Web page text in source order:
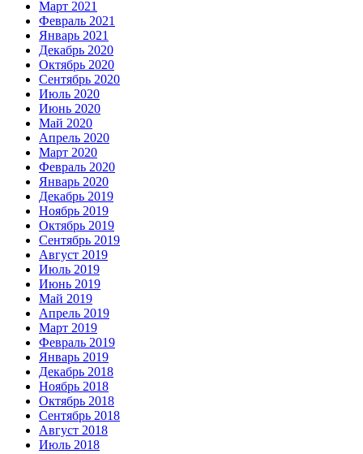
Март 2021
Февраль 2021
Январь 2021
Декабрь 2020
Октябрь 2020
Сентябрь 2020
Июль 2020
Июнь 2020
Май 2020
Апрель 2020
Март 2020
Февраль 2020
Январь 2020
Декабрь 2019
Ноябрь 2019
Октябрь 2019
Сентябрь 2019
Август 2019
Июль 2019
Июнь 2019
Май 2019
Апрель 2019
Март 2019
Февраль 2019
Январь 2019
Декабрь 2018
Ноябрь 2018
Октябрь 2018
Сентябрь 2018
Август 2018
Июль 2018